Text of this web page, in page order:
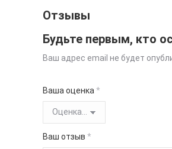
Отзывы
Будьте первым, кто
Ваш адрес email не будет
Ваша оценка *
Ваш отзыв *